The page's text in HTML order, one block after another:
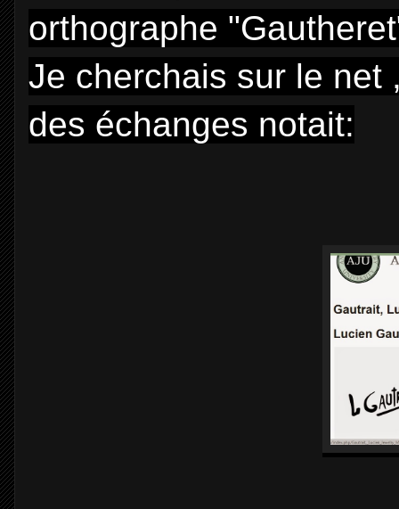
orthographe
Je cherchais sur le net
des échanges notait: